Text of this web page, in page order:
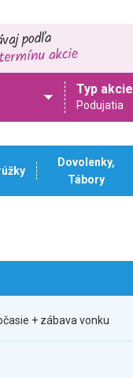
Typ akcie
Podujatia
Dovolenky,
Tábory
+ zábava vonku